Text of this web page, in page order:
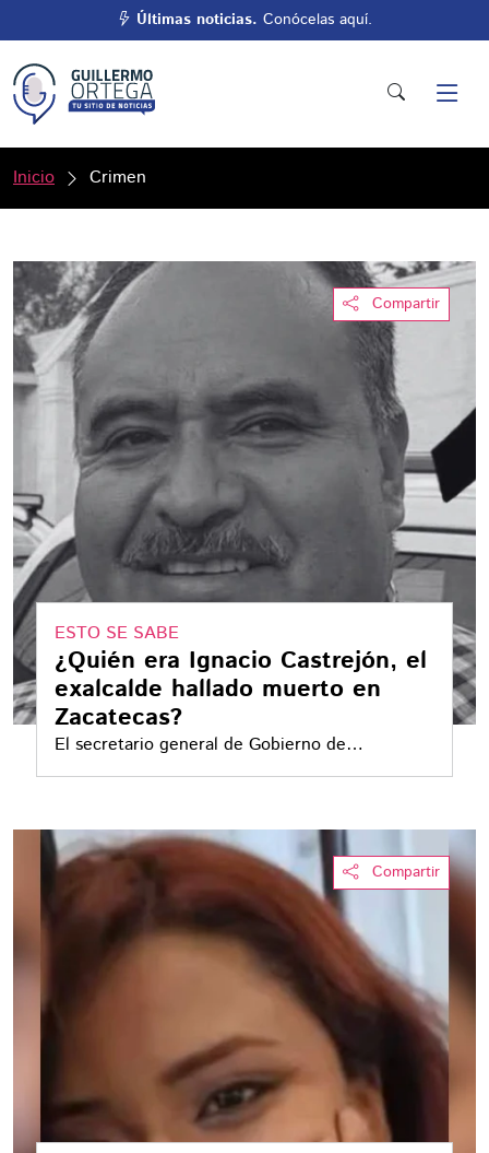
Últimas noticias. Conócelas aquí.
Inicio Crimen
Compartir
ESTO SE SABE
¿Quién era Ignacio Castrejón, el
exalcalde hallado muerto en
Zacatecas?
El secretario general de Gobierno de
Zacatecas, Rodrigo Reyes Mugüerza, informó
eran originarias del estado
Compartir